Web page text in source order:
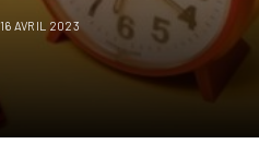
16 AVRIL 2023